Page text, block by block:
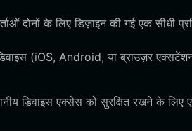
दोनों के लिए डिज़ाइन की गई एक सीधी
(iOS, Android, या ब्राउज़र
एक्सेस को सुरक्षित रखने के लिए एक